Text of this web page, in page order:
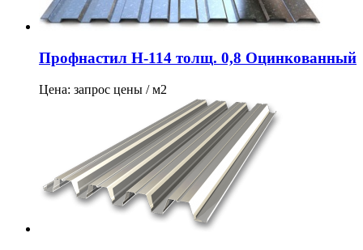
Профнастил Н-114 толщ. 0,8 Оцинкованный
Цена: запрос цены / м2